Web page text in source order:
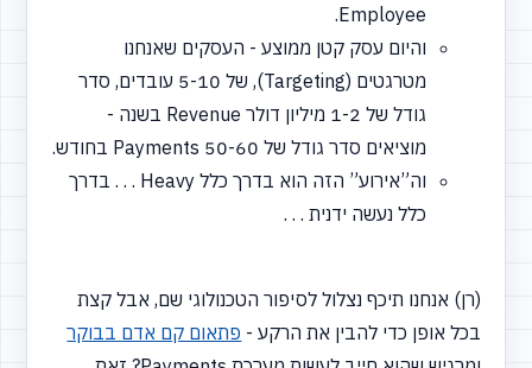
Employee.
והיום עסק קטן ממוצע - העסקים שאנחנו
מטרגטים (Targeting),
של 5-10 עובדים, סדר
גודל של 1-2 מיליון דולר Revenue בשנה -
מוציאים סדר גודל של 50-60 Payments בחודש.
וה”אירוע” הזה הוא בדרך כלל Heavy . . . בדרך
כלל נעשה ידנית . . .
(רן) אנחנו תיכף נצלול לסיפור הטכנולוגי שם, אבל קצת
בכל אופן כדי להבין את הרקע - פתאום קם אדם בבוקר